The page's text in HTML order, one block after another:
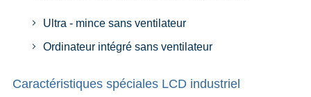
Ultra - mince sans ventilateur
Ordinateur intégré sans ventilateur
Caractéristiques spéciales LCD industriel